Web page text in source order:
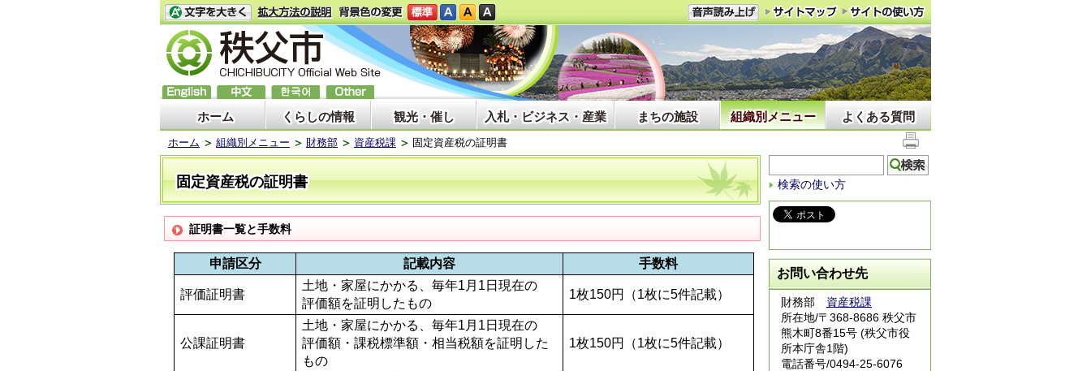
ホーム くらしの情報 観光・催し 入札・ビジネス・産業 まちの施設 組織別メニュー よくある質問
ホーム 組織別メニュー 財務部 資産税課 固定資産税の証明書
固定資産税の証明書
証明書一覧と手数料
申請区分 記載内容 手数料
評価証明書
土地・家屋にかかる、毎年1月1日現在の
評価額を証明したもの
1枚150円（1枚に5件記載）
公課証明書
土地・家屋にかかる、毎年1月1日現在の
評価額・課税標準額・相当税額を証明した
もの
1枚150円（1枚に5件記載）
検索の使い方
お問い合わせ先
財務部 資産税課
所在地/〒368-8686 秩父市
熊木町8番15号 (秩父市役
所本庁舎1階)
電話番号/0494-25-6076